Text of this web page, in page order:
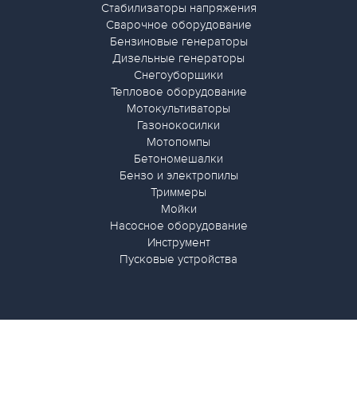
Стабилизаторы напряжения
Сварочное оборудование
Бензиновые генераторы
Дизельные генераторы
Снегоуборщики
Тепловое оборудование
Мотокультиваторы
Газонокосилки
Мотопомпы
Бетономешалки
Бензо и электропилы
Триммеры
Мойки
Насосное оборудование
Инструмент
Пусковые устройства